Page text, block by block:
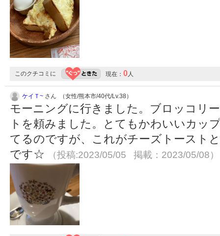
このクチコミに 現在： 0人
ケイＴ~ さん （女性/熊本市/40代/Lv.38）
モーニングに行きました。ブロッコリ
トを頼みました。とてもかわいいカッ
てるのですが、これがチーズトースト
です☆
（投稿:2023/05/05 掲載：2023/05/08）